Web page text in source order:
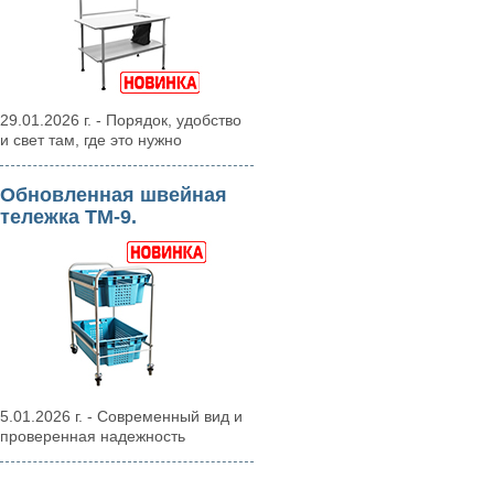
29.01.2026 г. - Порядок, удобство
и свет там, где это нужно
Обновленная швейная
тележка ТМ-9.
5.01.2026 г. - Современный вид и
проверенная надежность